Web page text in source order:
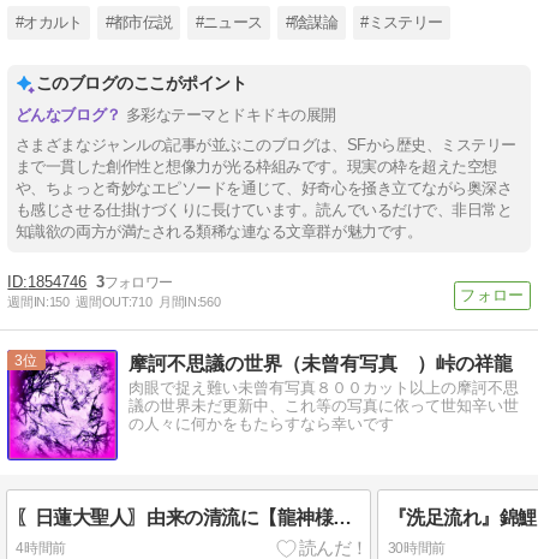
#オカルト #都市伝説 #ニュース #陰謀論 #ミステリー
このブログのここがポイント
多彩なテーマとドキドキの展開
さまざまなジャンルの記事が並ぶこのブログは、SFから歴史、ミステリー
まで一貫した創作性と想像力が光る枠組みです。現実の枠を超えた空想
や、ちょっと奇妙なエピソードを通じて、好奇心を掻き立てながら奥深さ
も感じさせる仕掛けづくりに長けています。読んでいるだけで、非日常と
知識欲の両方が満たされる類稀な連なる文章群が魅力です。
1854746 3
週間IN:150 週間OUT:710 月間IN:560
3 摩訶不思議の世界（未曾有写真 ）峠の祥龍
肉眼で捉え難い未曾有写真８００カット以上の摩訶不思
議の世界未だ更新中、これ等の写真に依って世知辛い世
の人々に何かをもたらすなら幸いです
〖日蓮大聖人〗由来の清流に【龍神様】出現
4時間前 30時間前